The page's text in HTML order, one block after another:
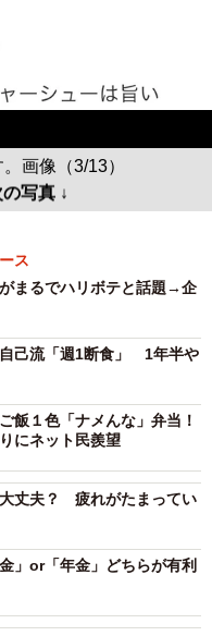
画像（3/13）
写真 ↓
ス
まるでハリボテと話題→企
己流「週1断食」 1年半や
飯１色「ナメんな」弁当！
にネット民羨望
丈夫？ 疲れがたまってい
」or「年金」どちらが有利